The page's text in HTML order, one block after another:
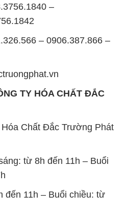
–
– 0906.387.866 –
TY HÓA CHẤT ĐẮC
Chất Đắc Trường Phát
từ 8h đến 11h – Buổi
đến 11h – Buổi chiều: từ